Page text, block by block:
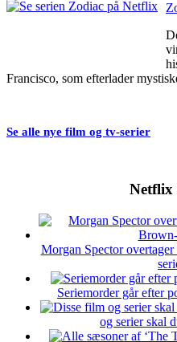
Francisco, som efterlader
Se alle nye film og tv-serier
Netflix
Morgan Spector
Seriemorder går efter
og serier skal